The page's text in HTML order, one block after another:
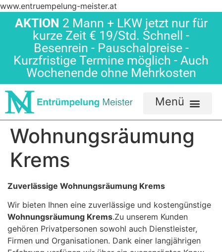
www.entruempelung-meister.at
AKTION 2 Mann + LKW jetzt nur für
kurze Zeit € 19/Std. Schnell -
Besenrein - Pauschalpreise -
Kurzfristige Termine möglich - Auch
Wochenende ohne Mehrkosten
Wohnungsräumung
Krems
Zuverlässige Wohnungsräumung Krems
Wir bieten Ihnen eine zuverlässige und kostengünstige
Wohnungsräumung Krems.Zu unserem Kunden
gehören Privatpersonen sowohl auch Dienstleister,
Firmen und Organisationen. Dank einer langjährigen